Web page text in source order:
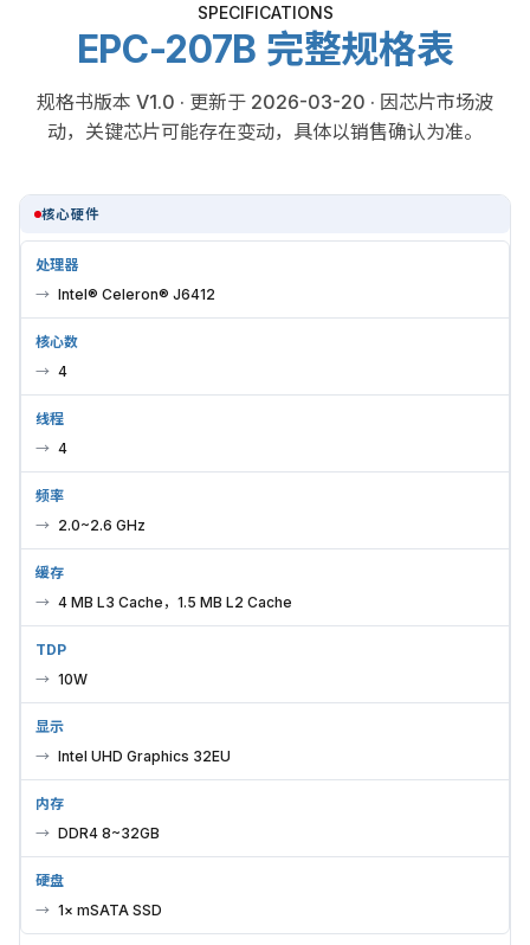
SPECIFICATIONS
EPC-207B 完整规格表
规格书版本 V1.0 · 更新于 2026-03-20 · 因芯片市场波
动，关键芯片可能存在变动，具体以销售确认为准。
核心硬件
处理器
Intel® Celeron® J6412
核心数
4
线程
4
频率
2.0~2.6 GHz
缓存
4 MB L3 Cache，1.5 MB L2 Cache
TDP
10W
显示
Intel UHD Graphics 32EU
内存
DDR4 8~32GB
硬盘
1× mSATA SSD